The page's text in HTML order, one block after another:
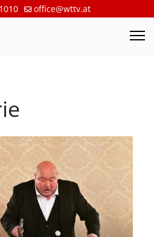
office@wttv.at